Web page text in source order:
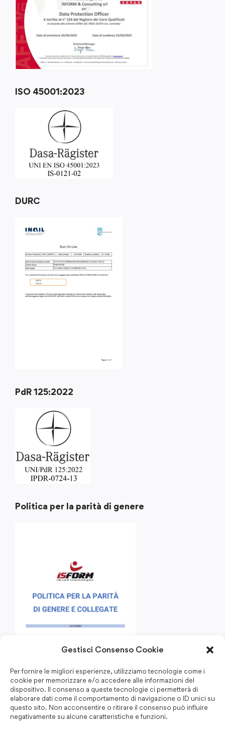
Gestisci Consenso Cookie
Per fornire le migliori esperienze, utilizziamo tecnologie come i
cookie per memorizzare e/o accedere alle informazioni del
dispositivo. Il consenso a queste tecnologie ci permetterà di
elaborare dati come il comportamento di navigazione o ID unici su
questo sito. Non acconsentire o ritirare il consenso può influire
negativamente su alcune caratteristiche e funzioni.
ISO 45001:2023
DURC
PdR 125:2022
Politica per la parità di genere